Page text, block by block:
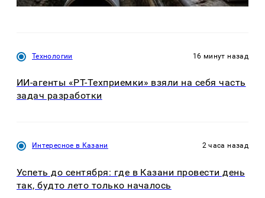
Технологии 16 минут назад
ИИ-агенты «РТ-Техприемки» взяли на себя часть
задач разработки
Интересное в Казани 2 часа назад
Успеть до сентября: где в Казани провести день
так, будто лето только началось